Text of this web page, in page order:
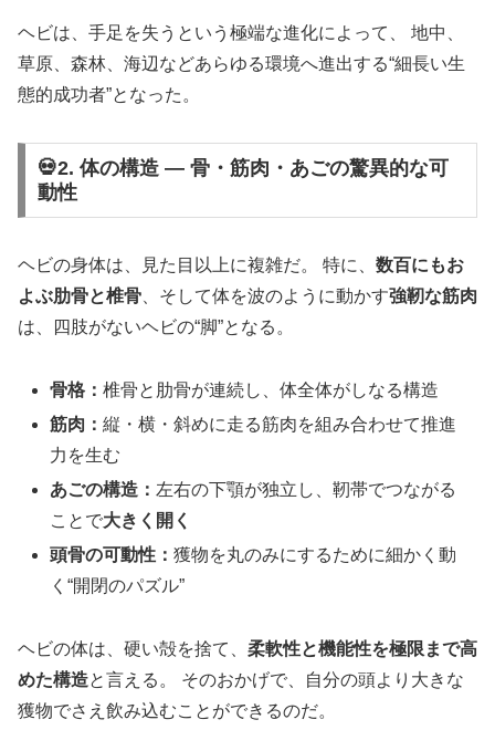
ヘビは、手足を失うという極端な進化によって、 地中、
草原、森林、海辺などあらゆる環境へ進出する“細長い生
態的成功者”となった。
💀2. 体の構造 ― 骨・筋肉・あごの驚異的な可
動性
ヘビの身体は、見た目以上に複雑だ。 特に、 数百にもお
よぶ肋骨と椎骨 、そして体を波のように動かす強靭な筋肉
は、四肢がないヘビの“脚”となる。
骨格：椎骨と肋骨が連続し、体全体がしなる構造
筋肉：縦・横・斜めに走る筋肉を組み合わせて推進
力を生む
あごの構造： 左右の下顎が独立し、靭帯でつながる
ことで大きく開く
頭骨の可動性：獲物を丸のみにするために細かく動
く“開閉のパズル”
ヘビの体は、硬い殻を捨て、 柔軟性と機能性を極限まで高
めた構造と言える。 そのおかげで、自分の頭より大きな
獲物でさえ飲み込むことができるのだ。